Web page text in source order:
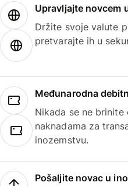
Upravljajte novcem
Držite svoje valute
pretvarajte ih u
Međunarodna
Nikada se ne
naknadama za
inozemstvu.
Pošaljite novac u